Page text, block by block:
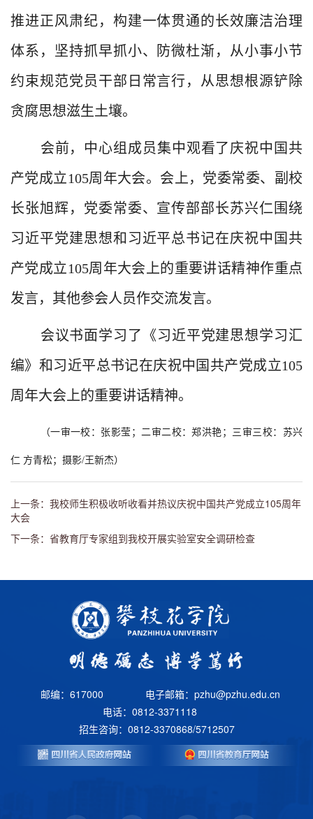
推进正风肃纪，构建一体贯通的长效廉洁治理
体系，坚持抓早抓小、防微杜渐，从小事小节
约束规范党员干部日常言行，从思想根源铲除
贪腐思想滋生土壤。
会前，中心组成员集中观看了庆祝中国共
产党成立105周年大会。会上，党委常委、副校
长张旭辉，党委常委、宣传部部长苏兴仁围绕
习近平党建思想和习近平总书记在庆祝中国共
产党成立105周年大会上的重要讲话精神作重点
发言，其他参会人员作交流发言。
会议书面学习了《习近平党建思想学习汇
编》和习近平总书记在庆祝中国共产党成立105
周年大会上的重要讲话精神。
（一审一校：张影莹；二审二校：郑洪艳；三审三校：苏兴
仁 方青松；摄影/王新杰）
上一条：我校师生积极收听收看并热议庆祝中国共产党成立105周年
大会
下一条：省教育厅专家组到我校开展实验室安全调研检查
邮编：617000
电子邮箱：pzhu@pzhu.edu.cn
电话：0812-3371118
招生咨询：0812-3370868/5712507